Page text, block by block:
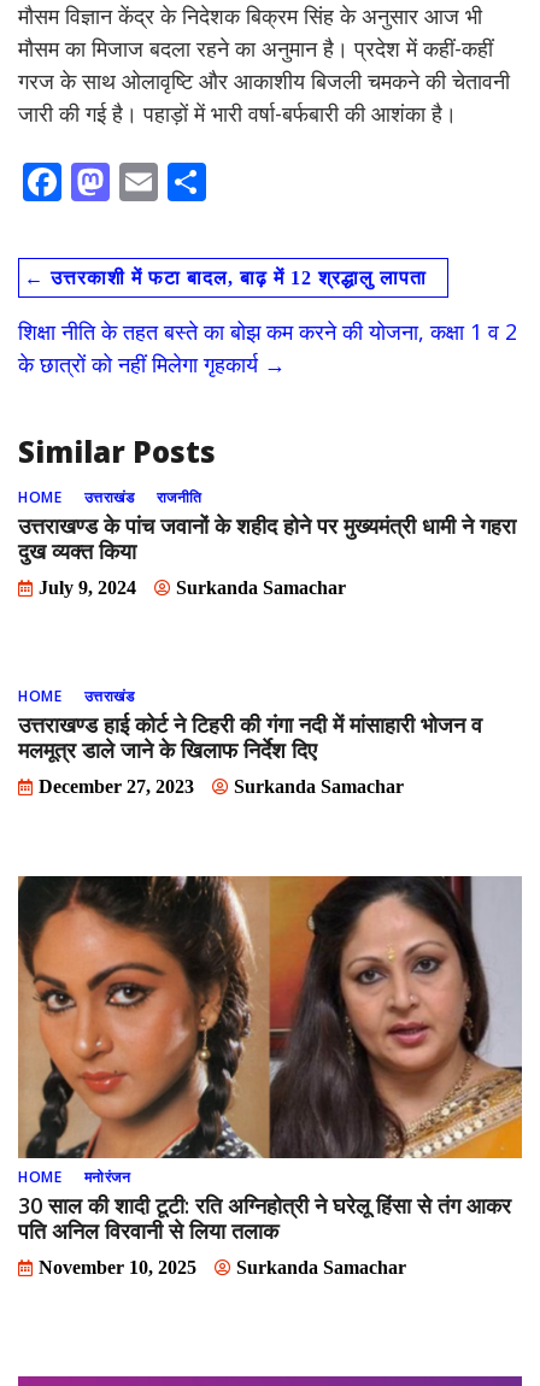
मौसम विज्ञान केंद्र के निदेशक बिक्रम सिंह के अनुसार आज भी
मौसम का मिजाज बदला रहने का अनुमान है। प्रदेश में कहीं-कहीं
गरज के साथ ओलावृष्टि और आकाशीय बिजली चमकने की चेतावनी
जारी की गई है। पहाड़ों में भारी वर्षा-बर्फबारी की आशंका है।
F
e
b
o
o
M
to
d
o
n
E
ai
l
ar
e
← उत्तरकाशी में फटा बादल, बाढ़ में 12 श्रद्धालु लापता
शिक्षा नीति के तहत बस्ते का बोझ कम करने की योजना, कक्षा 1 व 2
के छात्रों को नहीं मिलेगा गृहकार्य →
Similar Posts
HOME उत्तराखंड राजनीति
उत्तराखण्ड के पांच जवानों के शहीद होने पर मुख्यमंत्री धामी ने गहरा
दुख व्यक्त किया
July 9, 2024 Surkanda Samachar
HOME उत्तराखंड
उत्तराखण्ड हाई कोर्ट ने टिहरी की गंगा नदी में मांसाहारी भोजन व
मलमूत्र डाले जाने के खिलाफ निर्देश दिए
December 27, 2023 Surkanda Samachar
HOME मनोरंजन
30 साल की शादी टूटी: रति अग्निहोत्री ने घरेलू हिंसा से तंग आकर
पति अनिल विरवानी से लिया तलाक
November 10, 2025 Surkanda Samachar